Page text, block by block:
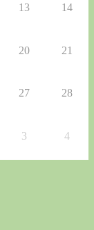
13 14
20 21
27 28
3 4